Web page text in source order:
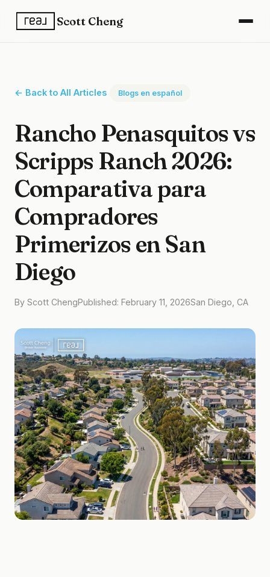
Scott Cheng
← Back to All Articles Blogs en español
Rancho Penasquitos vs
Scripps Ranch 2026:
Comparativa para
Compradores
Primerizos en San
Diego
By Scott ChengPublished: February 11, 2026San Diego, CA